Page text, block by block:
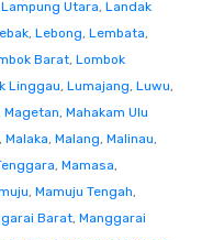
Lampung Utara, Landak
, Lebong, Lembata,
Barat, Lombok
Linggau, Lumajang, Luwu,
Magetan, Mahakam Ulu
, Malaka, Malang, Malinau,
, Mamasa,
, Mamuju Tengah,
Barat, Manggarai